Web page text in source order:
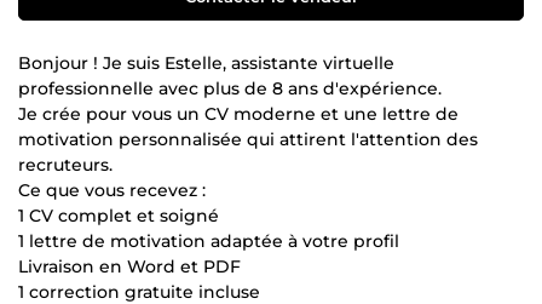
Bonjour ! Je suis Estelle, assistante virtuelle
professionnelle avec plus de 8 ans d'expérience.
Je crée pour vous un CV moderne et une lettre de
motivation personnalisée qui attirent l'attention des
recruteurs.
Ce que vous recevez :
1 CV complet et soigné
1 lettre de motivation adaptée à votre profil
Livraison en Word et PDF
1 correction gratuite incluse